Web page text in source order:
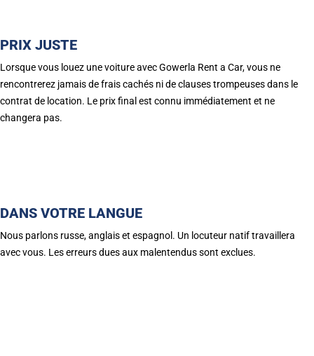
PRIX JUSTE
Lorsque vous louez une voiture avec Gowerla Rent a Car, vous ne
rencontrerez jamais de frais cachés ni de clauses trompeuses dans le
contrat de location. Le prix final est connu immédiatement et ne
changera pas.
DANS VOTRE LANGUE
Nous parlons russe, anglais et espagnol. Un locuteur natif travaillera
avec vous. Les erreurs dues aux malentendus sont exclues.